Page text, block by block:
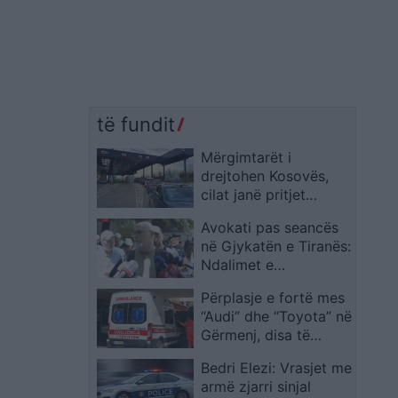
të fundit
Mërgimtarët i
drejtohen Kosovës,
cilat janë pritjet
kufitare?
Avokati pas seancës
në Gjykatën e Tiranës:
Ndalimet e
korrikut ishin të
kundërligjshme, për
dy u kërkua burg
Përplasje e fortë mes
“Audi” dhe “Toyota” në
Gërmenj, disa të
Divjakë-Tre Urat
Bedri Elezi: Vrasjet me
armë zjarri sinjal